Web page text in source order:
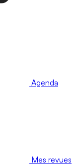
Agenda
Mes revues